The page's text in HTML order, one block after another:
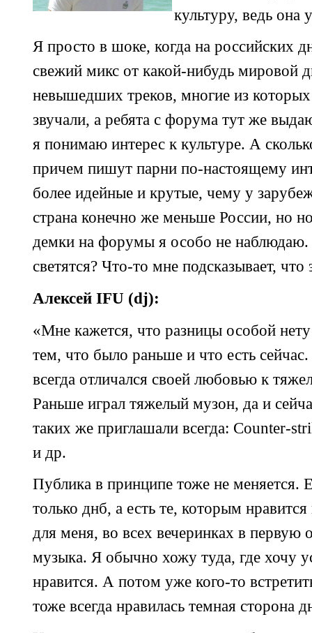
культуру, ведь она
Я просто в шоке, когда на российских
свежий микс от какой-нибудь мировой
невышедших треков, многие из
звучали, а ребята с форума тут же
я понимаю интерес к культуре. А
причем пишут парни по-настоящему
более идейные и крутые, чему у
страна конечно же меньше России, но
демки на форумы я особо не
светятся? Что-то мне подсказывает, что
Алексей IFU (dj):
«Мне кажется, что разницы особой
тем, что было раньше и что есть
всегда отличался своей любовью к
Раньше играл тяжелый музон, да и
таких же приглашали всегда: Counter-
и др.
Публика в принципе тоже не меняется.
только днб, а есть те, которым
для меня, во всех вечеринках в первую
музыка. Я обычно хожу туда, где хочу
нравится. А потом уже кого-то
тоже всегда нравилась темная сторона